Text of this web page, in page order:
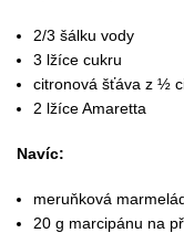
2/3 šálku vody
3 lžíce cukru
citronová šťáva z ½
2 lžíce Amaretta
Navíc:
meruňková
20 g marcipánu na